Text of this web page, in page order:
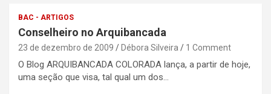
BAC - ARTIGOS
Conselheiro no Arquibancada
23 de dezembro de 2009 Débora Silveira 1 Comment
O Blog ARQUIBANCADA COLORADA lança, a partir de hoje,
uma seção que visa, tal qual um dos…